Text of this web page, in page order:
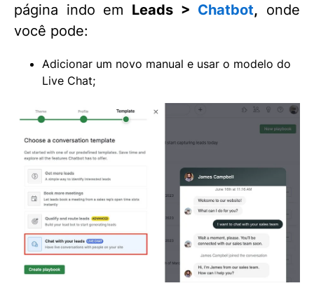
página indo em Leads > Chatbot, onde
você pode:
Adicionar um novo manual e usar o modelo do
Live Chat;